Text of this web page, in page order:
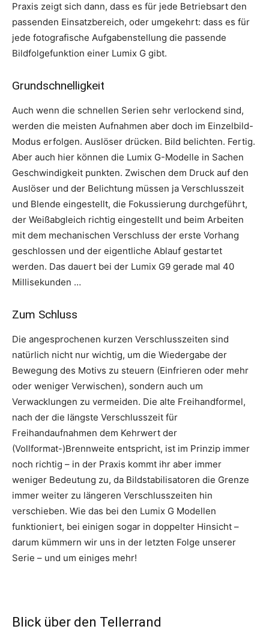
Praxis zeigt sich dann, dass es für jede Betriebsart den
passenden Einsatzbereich, oder umgekehrt: dass es für
jede fotografische Aufgabenstellung die passende
Bildfolgefunktion einer Lumix G gibt.
Grundschnelligkeit
Auch wenn die schnellen Serien sehr verlockend sind,
werden die meisten Aufnahmen aber doch im Einzelbild-
Modus erfolgen. Auslöser drücken. Bild belichten. Fertig.
Aber auch hier können die Lumix G-Modelle in Sachen
Geschwindigkeit punkten. Zwischen dem Druck auf den
Auslöser und der Belichtung müssen ja Verschlusszeit
und Blende eingestellt, die Fokussierung durchgeführt,
der Weißabgleich richtig eingestellt und beim Arbeiten
mit dem mechanischen Verschluss der erste Vorhang
geschlossen und der eigentliche Ablauf gestartet
werden. Das dauert bei der Lumix G9 gerade mal 40
Millisekunden …
Zum Schluss
Die angesprochenen kurzen Verschlusszeiten sind
natürlich nicht nur wichtig, um die Wiedergabe der
Bewegung des Motivs zu steuern (Einfrieren oder mehr
oder weniger Verwischen), sondern auch um
Verwacklungen zu vermeiden. Die alte Freihandformel,
nach der die längste Verschlusszeit für
Freihandaufnahmen dem Kehrwert der
(Vollformat-)Brennweite entspricht, ist im Prinzip immer
noch richtig – in der Praxis kommt ihr aber immer
weniger Bedeutung zu, da Bildstabilisatoren die Grenze
immer weiter zu längeren Verschlusszeiten hin
verschieben. Wie das bei den Lumix G Modellen
funktioniert, bei einigen sogar in doppelter Hinsicht –
darum kümmern wir uns in der letzten Folge unserer
Serie – und um einiges mehr!
Blick über den Tellerrand